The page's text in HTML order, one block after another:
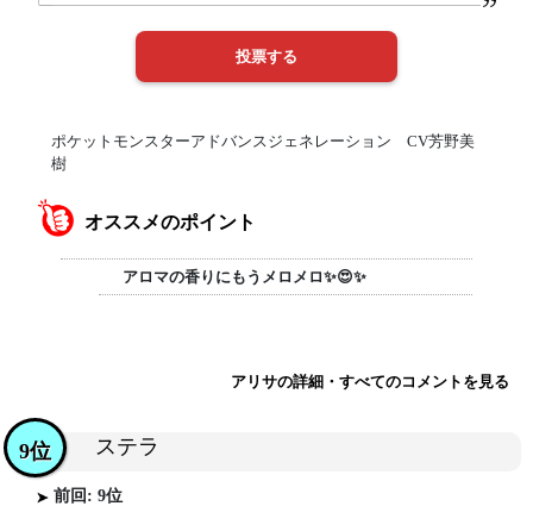
ポケットモンスターアドバンスジェネレーション CV芳野美
樹
オススメのポイント
アロマの香りにもうメロメロ✨😍✨
アリサの詳細・すべてのコメントを見る
ステラ
9位
前回: 9位